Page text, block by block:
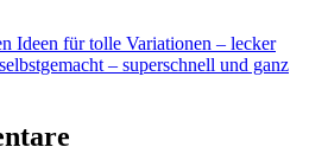
Ideen für tolle Variationen – lecker
– superschnell und ganz